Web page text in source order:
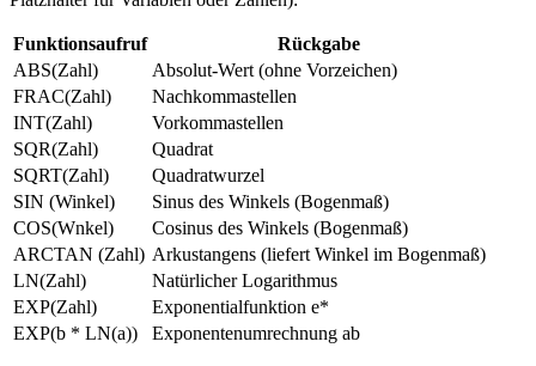
Funktionsaufruf
Rückgabe
ABS(Zahl)
Absolut-Wert (ohne Vorzeichen)
FRAC(Zahl)
Nachkommastellen
INT(Zahl)
Vorkommastellen
SQR(Zahl)
Quadrat
SQRT(Zahl)
Quadratwurzel
SIN (Winkel)
Sinus des Winkels (Bogenmaß)
COS(Wnkel)
Cosinus des Winkels (Bogenmaß)
ARCTAN (Zahl) Arkustangens (liefert Winkel im Bogenmaß)
LN(Zahl)
Natürlicher Logarithmus
EXP(Zahl)
Exponentialfunktion e*
EXP(b * LN(a))
Exponentenumrechnung ab